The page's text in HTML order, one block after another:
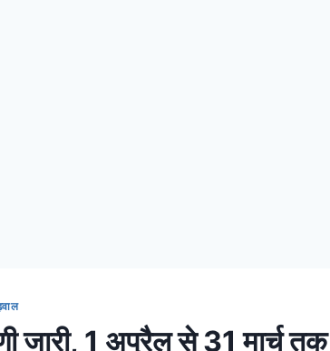
जारी, 1 अप्रैल से 31 मार्च तक